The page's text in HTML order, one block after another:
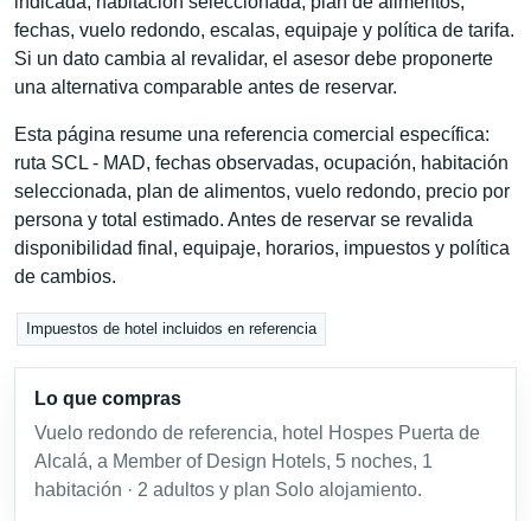
fechas, vuelo redondo, escalas, equipaje y política de tarifa.
Si un dato cambia al revalidar, el asesor debe proponerte
una alternativa comparable antes de reservar.
Esta página resume una referencia comercial específica:
ruta SCL - MAD, fechas observadas, ocupación, habitación
seleccionada, plan de alimentos, vuelo redondo, precio por
persona y total estimado. Antes de reservar se revalida
disponibilidad final, equipaje, horarios, impuestos y política
de cambios.
Impuestos de hotel incluidos en referencia
Lo que compras
Vuelo redondo de referencia, hotel Hospes Puerta de
Alcalá, a Member of Design Hotels, 5 noches, 1
habitación · 2 adultos y plan Solo alojamiento.